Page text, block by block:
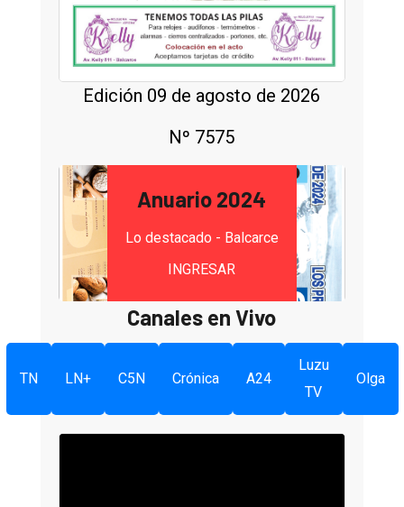
Edición 09 de agosto de 2026
Nº 7575
Anuario 2024
Lo destacado - Balcarce
INGRESAR
Canales en Vivo
TN LN+ C5N Crónica A24
Luzu
TV
Olga